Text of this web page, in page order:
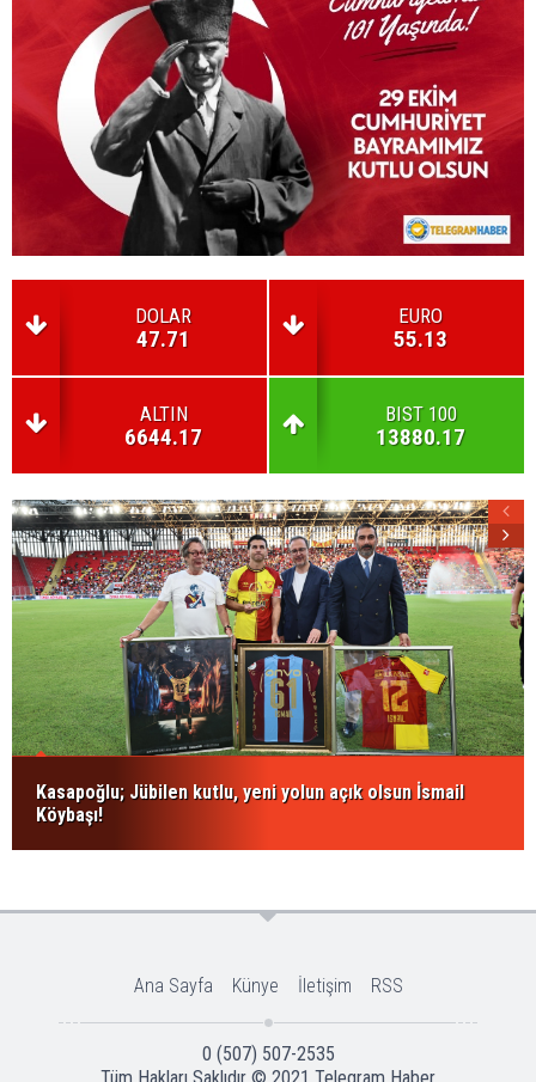
DOLAR
47.71
EURO
55.13
ALTIN
6644.17
BIST 100
13880.17
Kasapoğlu; Jübilen kutlu, yeni yolun açık olsun İsmail
Köybaşı!
Ana Sayfa Künye İletişim RSS
0 (507) 507-2535